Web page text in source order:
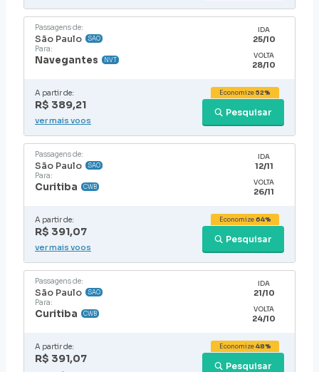
Passagens de:
São Paulo SAO
Para:
Navegantes NVT
IDA
25/10
VOLTA
28/10
A partir de:
R$ 389,21
Pesquisar
Economize52%
ver mais voos
Passagens de:
São Paulo SAO
Para:
Curitiba CWB
IDA
12/11
VOLTA
26/11
A partir de:
R$ 391,07
Pesquisar
Economize64%
ver mais voos
Passagens de:
São Paulo SAO
Para:
Curitiba CWB
IDA
21/10
VOLTA
24/10
A partir de:
R$ 391,07
Pesquisar
Economize48%